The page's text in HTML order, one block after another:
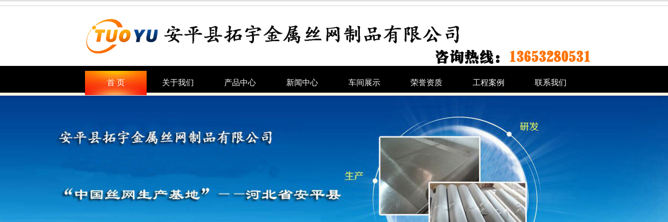
首 页 关于我们 产品中心 新闻中心 车间展示 荣誉资质 工程案例 联系我们